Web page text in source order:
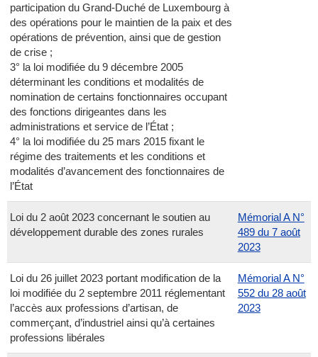
participation du Grand-Duché de Luxembourg à
des opérations pour le maintien de la paix et des
opérations de prévention, ainsi que de gestion
de crise ;
3° la loi modifiée du 9 décembre 2005
déterminant les conditions et modalités de
nomination de certains fonctionnaires occupant
des fonctions dirigeantes dans les
administrations et service de l’État ;
4° la loi modifiée du 25 mars 2015 fixant le
régime des traitements et les conditions et
modalités d’avancement des fonctionnaires de
l’État
Loi du 2 août 2023 concernant le soutien au
développement durable des zones rurales
Mémorial A N°
489 du 7 août
2023
Loi du 26 juillet 2023 portant modification de la
loi modifiée du 2 septembre 2011 réglementant
l’accès aux professions d’artisan, de
commerçant, d’industriel ainsi qu’à certaines
professions libérales
Mémorial A N°
552 du 28 août
2023